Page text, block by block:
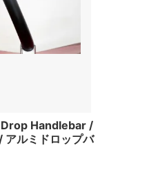
Handlebar /
ルミドロップバ